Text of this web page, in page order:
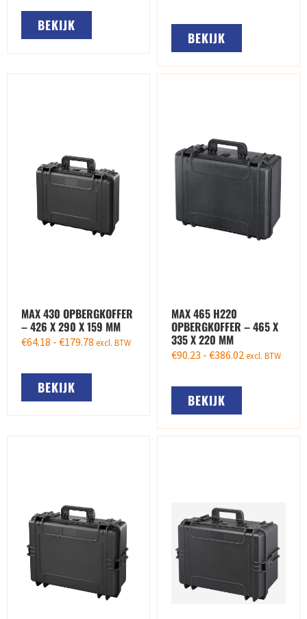
BEKIJK
BEKIJK
MAX 430 OPBERGKOFFER
– 426 X 290 X 159 MM
€64.18 - €179.78 excl. BTW
BEKIJK
MAX 465 H220
OPBERGKOFFER – 465 X
335 X 220 MM
€90.23 - €386.02excl. BTW
BEKIJK